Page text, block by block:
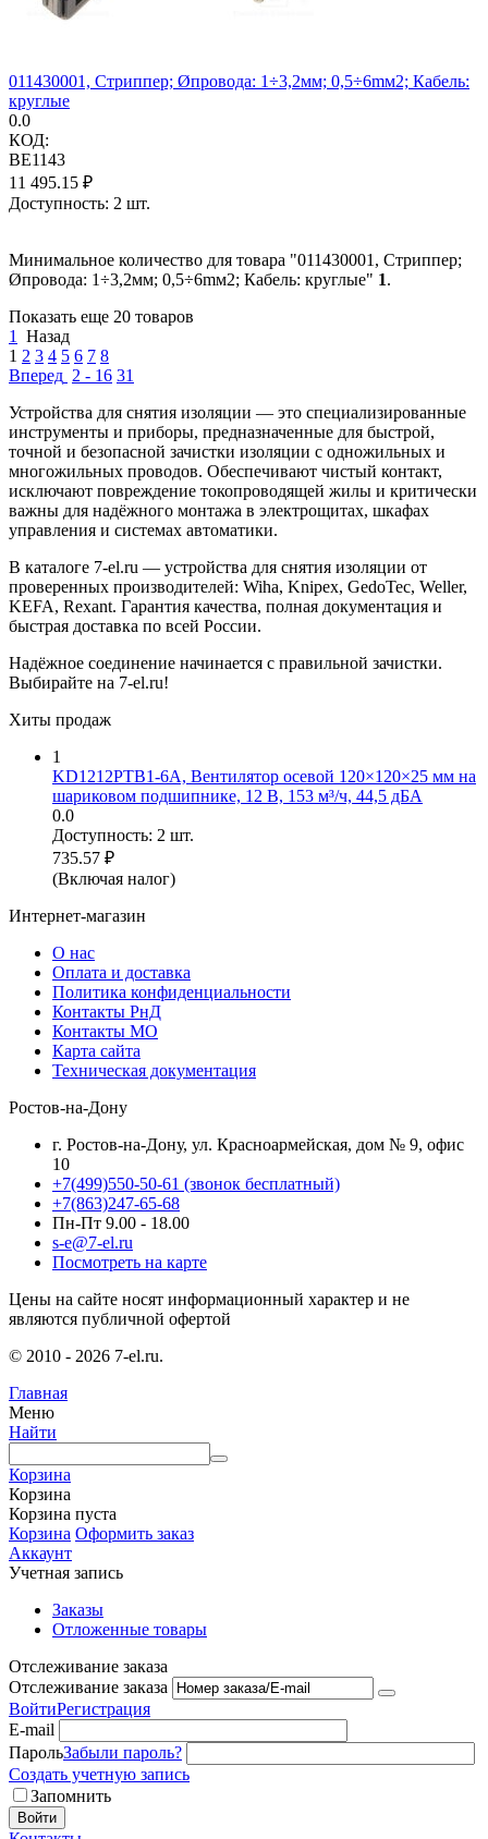
011430001, Стриппер; Øпровода: 1÷3,2мм; 0,5÷6mм2; Кабель:
круглые
0.0
КОД:
BE1143
11 495.15 ₽
Доступность: 2 шт.
Минимальное количество для товара "011430001, Стриппер;
Øпровода: 1÷3,2мм; 0,5÷6mм2; Кабель: круглые" 1.
Показать еще 20 товаров
1
Назад
1 2 3 4 5 6 7 8
Вперед 2 - 16 31
Устройства для снятия изоляции — это специализированные
инструменты и приборы, предназначенные для быстрой,
точной и безопасной зачистки изоляции с одножильных и
многожильных проводов. Обеспечивают чистый контакт,
исключают повреждение токопроводящей жилы и критически
важны для надёжного монтажа в электрощитах, шкафах
управления и системах автоматики.
В каталоге 7-el.ru — устройства для снятия изоляции от
проверенных производителей: Wiha, Knipex, GedoTec, Weller,
KEFA, Rexant. Гарантия качества, полная документация и
быстрая доставка по всей России.
Надёжное соединение начинается с правильной зачистки.
Выбирайте на 7-el.ru!
Хиты продаж
1
KD1212PTB1-6A, Вентилятор осевой 120×120×25 мм на
шариковом подшипнике, 12 В, 153 м³/ч, 44,5 дБА
0.0
Доступность: 2 шт.
735.57 ₽
(Включая налог)
Интернет-магазин
О нас
Оплата и доставка
Политика конфиденциальности
Контакты РнД
Контакты МО
Карта сайта
Техническая документация
Ростов-на-Дону
г. Ростов-на-Дону, ул. Красноармейская, дом № 9, офис
10
+7(499)550-50-61 (звонок бесплатный)
+7(863)247-65-68
Пн-Пт 9.00 - 18.00
s-e@7-el.ru
Посмотреть на карте
Цены на сайте носят информационный характер и не
являются публичной офертой
© 2010 - 2026 7-el.ru.
Главная
Меню
Найти
Корзина
Корзина
Корзина пуста
Корзина Оформить заказ
Аккаунт
Учетная запись
Заказы
Отложенные товары
Отслеживание заказа
Отслеживание заказа
ВойтиРегистрация
E-mail
ПарольЗабыли пароль?
Создать учетную запись
Запомнить
Войти